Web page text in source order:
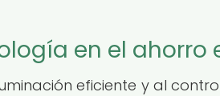
en el ahorro
eficiente y al